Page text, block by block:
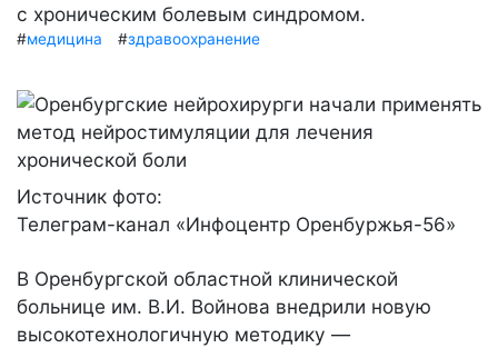
с хроническим болевым синдромом.
#медицина #здравоохранение
Источник фото:
Телеграм-канал «Инфоцентр Оренбуржья-56»
В Оренбургской областной клинической
больнице им. В.И. Войнова внедрили новую
высокотехнологичную методику —